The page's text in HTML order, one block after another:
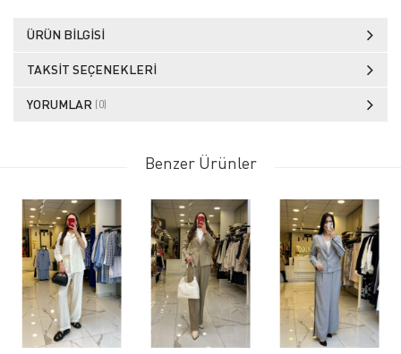
ÜRÜN BILGISI
TAKSIT SEÇENEKLERI
YORUMLAR (0)
Benzer Ürünler